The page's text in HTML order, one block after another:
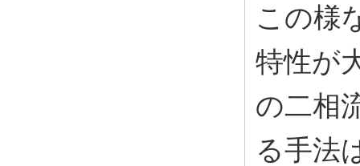
この様
特性が
の二相
る手法